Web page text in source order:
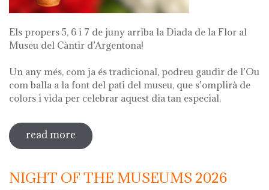
Els propers 5, 6 i 7 de juny arriba la Diada de la Flor al
Museu del Càntir d’Argentona!
Un any més, com ja és tradicional, podreu gaudir de l’Ou
com balla a la font del pati del museu, que s’omplirà de
colors i vida per celebrar aquest dia tan especial.
read more sobre diada de la flor
NIGHT OF THE MUSEUMS 2026